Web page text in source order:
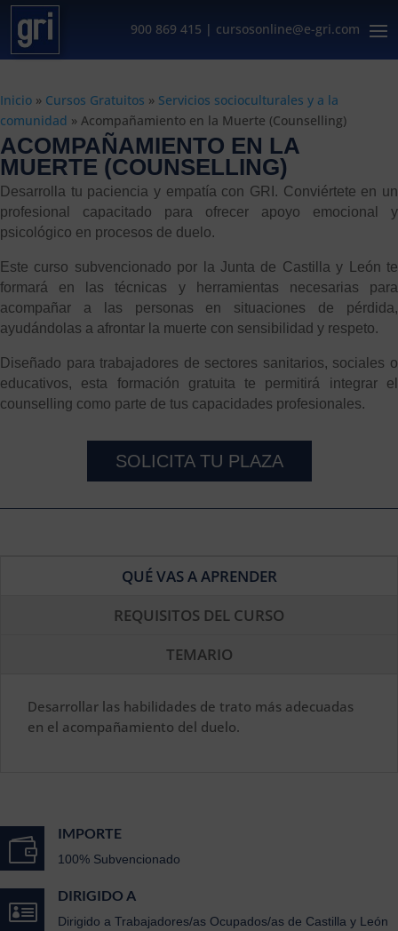
900 869 415 | cursosonline@e-gri.com
Inicio » Cursos Gratuitos » Servicios socioculturales y a la
comunidad » Acompañamiento en la Muerte (Counselling)
ACOMPAÑAMIENTO EN LA
MUERTE (COUNSELLING)
Desarrolla tu paciencia y empatía con GRI. Conviértete en un
profesional capacitado para ofrecer apoyo emocional y
psicológico en procesos de duelo.
Este curso subvencionado por la Junta de Castilla y León te
formará en las técnicas y herramientas necesarias para
acompañar a las personas en situaciones de pérdida,
ayudándolas a afrontar la muerte con sensibilidad y respeto.
Diseñado para trabajadores de sectores sanitarios, sociales o
educativos, esta formación gratuita te permitirá integrar el
counselling como parte de tus capacidades profesionales.
SOLICITA TU PLAZA
QUÉ VAS A APRENDER
REQUISITOS DEL CURSO
TEMARIO
Desarrollar las habilidades de trato más adecuadas
en el acompañamiento del duelo.

IMPORTE
100% Subvencionado

DIRIGIDO A
Dirigido a Trabajadores/as Ocupados/as de Castilla y León